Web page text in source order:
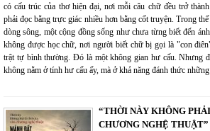
có cấu trúc của thơ hiện đại, nơi mỗi câu chữ đều trở
phải đọc bằng trực giác nhiều hơn bằng cốt truyện. Trong
dòng sông, một cộng đồng sống như chưa từng biết đến
không được học chữ, nơi người biết chữ bị gọi là "con
trật tự bình thường. Đó là một không gian hư cấu. Nhưng
không nằm ở tính hư cấu ấy, mà ở khả năng đánh thức
“THỜI NÀY KHÔNG
CHƯƠNG NGHỆ THUẬT”